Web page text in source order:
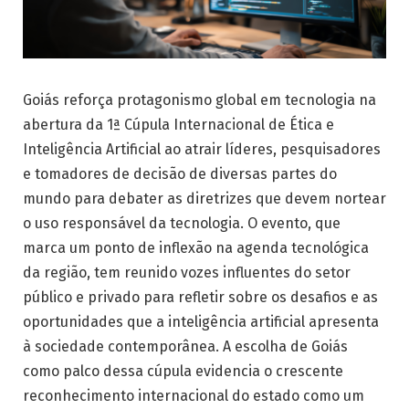
Goiás reforça protagonismo global em tecnologia na
abertura da 1ª Cúpula Internacional de Ética e
Inteligência Artificial ao atrair líderes, pesquisadores
e tomadores de decisão de diversas partes do
mundo para debater as diretrizes que devem nortear
o uso responsável da tecnologia. O evento, que
marca um ponto de inflexão na agenda tecnológica
da região, tem reunido vozes influentes do setor
público e privado para refletir sobre os desafios e as
oportunidades que a inteligência artificial apresenta
à sociedade contemporânea. A escolha de Goiás
como palco dessa cúpula evidencia o crescente
reconhecimento internacional do estado como um